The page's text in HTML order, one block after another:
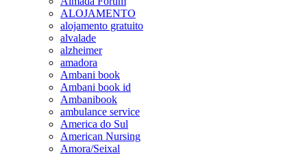
ALOJAMENTO
alojamento gratuito
alvalade
alzheimer
amadora
Ambani book
Ambani book id
Ambanibook
ambulance service
America do Sul
American Nursing
Amora/Seixal